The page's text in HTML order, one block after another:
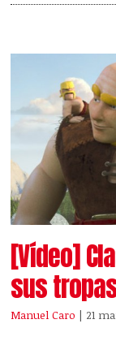
[Vídeo]
sus
Manuel Caro | 21